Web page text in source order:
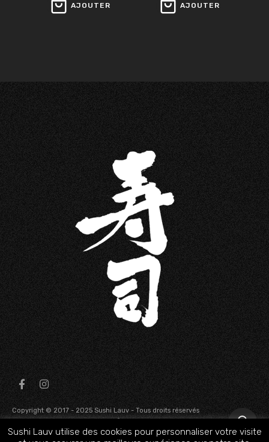
AJOUTER AJOUTER
Copyright © 2017 - 2025 Sushi Lauv - Tous droits réservés
Mentions légales-Politique de confidentialité-Conditions
générales de ventes
Sushi Lauv utilise des cookies pour personnaliser votre visite